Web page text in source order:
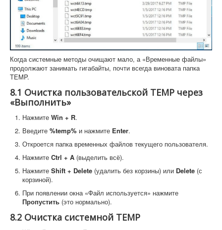
Когда системные методы очищают мало, а «Временные файлы»
продолжают занимать гигабайты, почти всегда виновата папка
TEMP.
8.1 Очистка пользовательской TEMP через
«Выполнить»
Нажмите Win + R.
Введите %temp% и нажмите Enter.
Откроется папка временных файлов текущего пользователя.
Нажмите Ctrl + A (выделить всё).
Нажмите Shift + Delete (удалить без корзины) или Delete (с
корзиной).
При появлении окна «Файл используется» нажмите
Пропустить (это нормально).
8.2 Очистка системной TEMP